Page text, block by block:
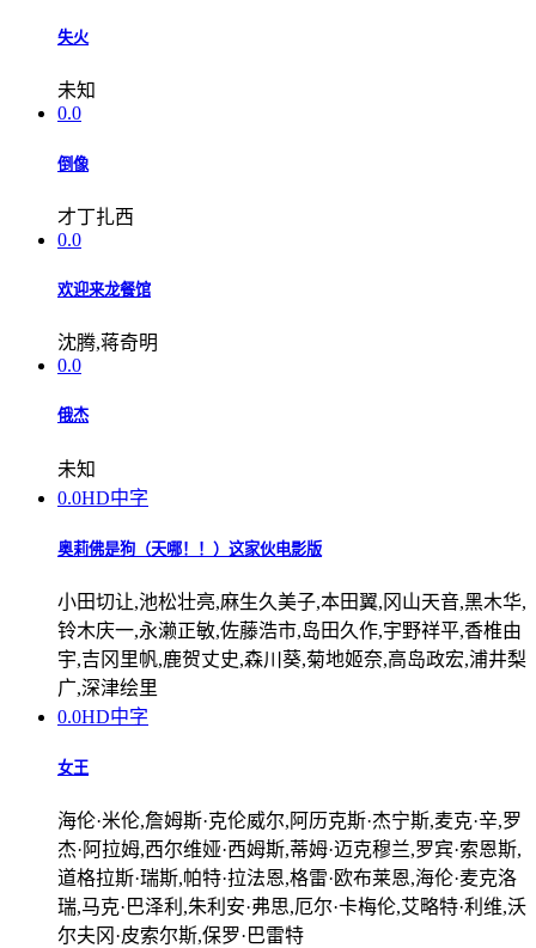
失火
未知
0.0
倒像
才丁扎西
0.0
欢迎来龙餐馆
沈腾,蒋奇明
0.0
俄杰
未知
0.0HD中字
奥莉佛是狗（天哪！！）这家伙电影版
小田切让,池松壮亮,麻生久美子,本田翼,冈山天音,黑木华,
铃木庆一,永濑正敏,佐藤浩市,岛田久作,宇野祥平,香椎由
宇,吉冈里帆,鹿贺丈史,森川葵,菊地姬奈,高岛政宏,浦井梨
广,深津绘里
0.0HD中字
女王
海伦·米伦,詹姆斯·克伦威尔,阿历克斯·杰宁斯,麦克·辛,罗
杰·阿拉姆,西尔维娅·西姆斯,蒂姆·迈克穆兰,罗宾·索恩斯,
道格拉斯·瑞斯,帕特·拉法恩,格雷·欧布莱恩,海伦·麦克洛
瑞,马克·巴泽利,朱利安·弗思,厄尔·卡梅伦,艾略特·利维,沃
尔夫冈·皮索尔斯,保罗·巴雷特